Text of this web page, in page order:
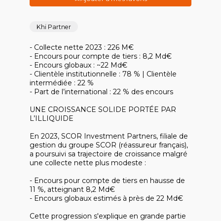
Khi Partner
- Collecte nette 2023 : 226 M€
- Encours pour compte de tiers : 8,2 Md€
- Encours globaux : ~22 Md€
- Clientèle institutionnelle : 78 % | Clientèle
intermédiée : 22 %
- Part de l’international : 22 % des encours
UNE CROISSANCE SOLIDE PORTÉE PAR
L’ILLIQUIDE
En 2023, SCOR Investment Partners, filiale de
gestion du groupe SCOR (réassureur français),
a poursuivi sa trajectoire de croissance malgré
une collecte nette plus modeste :
- Encours pour compte de tiers en hausse de
11 %, atteignant 8,2 Md€
- Encours globaux estimés à près de 22 Md€
Cette progression s'explique en grande partie